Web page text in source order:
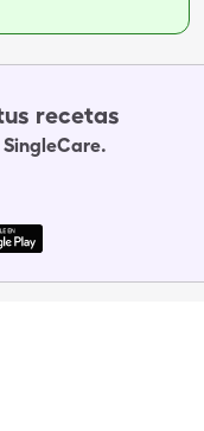
recetas